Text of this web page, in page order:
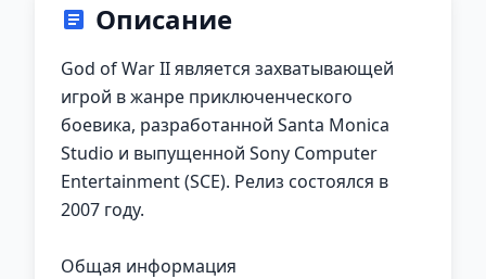
Описание
God of War II является захватывающей
игрой в жанре приключенческого
боевика, разработанной Santa Monica
Studio и выпущенной Sony Computer
Entertainment (SCE). Релиз состоялся в
2007 году.
Общая информация